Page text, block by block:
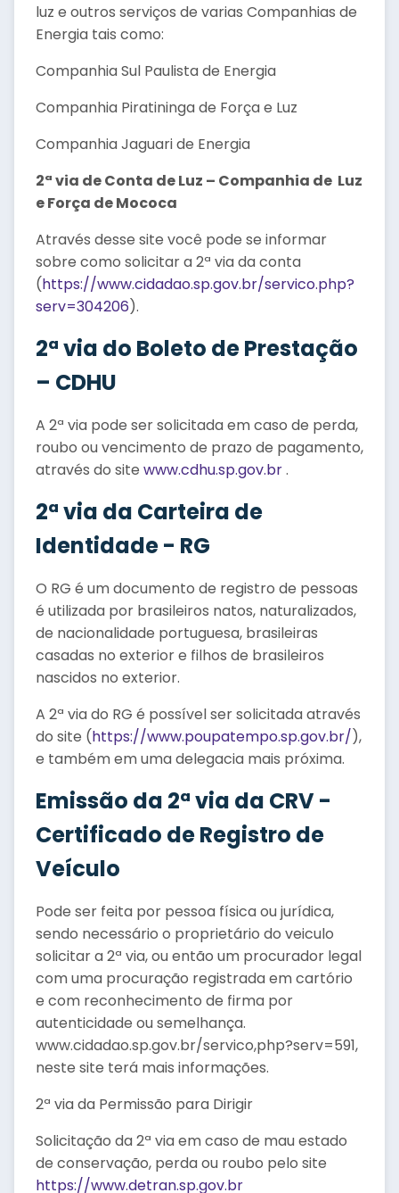
luz e outros serviços de varias Companhias de
Energia tais como:
Companhia Sul Paulista de Energia
Companhia Piratininga de Força e Luz
Companhia Jaguari de Energia
2ª via de Conta de Luz – Companhia de Luz
e Força de Mococa
Através desse site você pode se informar
sobre como solicitar a 2ª via da conta
(https://www.cidadao.sp.gov.br/servico.php?
serv=304206).
2ª via do Boleto de Prestação
– CDHU
A 2ª via pode ser solicitada em caso de perda,
roubo ou vencimento de prazo de pagamento,
através do site www.cdhu.sp.gov.br.
2ª via da Carteira de
Identidade - RG
O RG é um documento de registro de pessoas
é utilizada por brasileiros natos, naturalizados,
de nacionalidade portuguesa, brasileiras
casadas no exterior e filhos de brasileiros
nascidos no exterior.
A 2ª via do RG é possível ser solicitada através
do site (https://www.poupatempo.sp.gov.br/),
e também em uma delegacia mais próxima.
Emissão da 2ª via da CRV -
Certificado de Registro de
Veículo
Pode ser feita por pessoa física ou jurídica,
sendo necessário o proprietário do veiculo
solicitar a 2ª via, ou então um procurador legal
com uma procuração registrada em cartório
e com reconhecimento de firma por
autenticidade ou semelhança.
www.cidadao.sp.gov.br/servico,php?serv=591,
neste site terá mais informações.
2ª via da Permissão para Dirigir
Solicitação da 2ª via em caso de mau estado
de conservação, perda ou roubo pelo site
https://www.detran.sp.gov.br